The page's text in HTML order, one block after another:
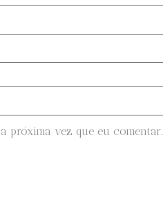
próxima vez que eu comentar.